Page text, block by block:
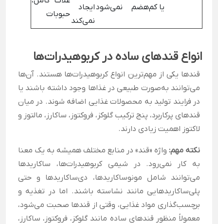
یا کم‌هضم
نمی‌شودایجاد
نمی‌کند
حبوبات
انواع قندهای ساده در کربوهیدرات‌ها
قندها یکی از مهم‌ترین انواع کربوهیدرات‌ها هستند. آن‌ها
می‌توانند به‌صورت طبیعی در غذاها وجود داشته باشند یا
در فرایند تولید به محصولات غذایی اضافه شوند. در میان
قندهای پرکاربرد، پنج ترکیب گلوکز، فروکتوز، ساکارز، مالتوز و
لاکتوز اهمیت زیادی دارند.
نکته مهم: واژه «قند» در منابع مختلف همیشه به یک معنا
به کار نمی‌رود. در شیمی کربوهیدرات‌ها، ساکاریدها
می‌توانند شامل مونوساکاریدها، دی‌ساکاریدها و حتی
پلی‌ساکاریدهایی مانند نشاسته باشند. اما در تغذیه و
برچسب‌گذاری مواد غذایی، وقتی از قندها صحبت می‌شود،
معمولاً منظور قندهای ساده مانند گلوکز، فروکتوز، ساکارز،